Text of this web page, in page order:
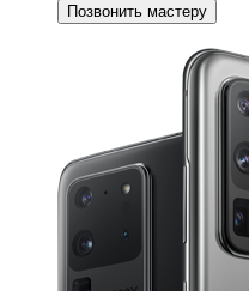
Позвонить мастеру